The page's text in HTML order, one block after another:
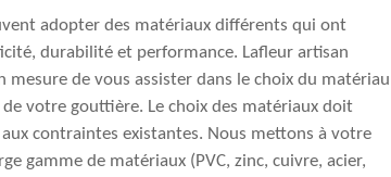
adopter des matériaux différents qui ont
durabilité et performance. Lafleur artisan
mesure de vous assister dans le choix du matériau
votre gouttière. Le choix des matériaux doit
aux contraintes existantes. Nous mettons à votre
gamme de matériaux (PVC, zinc, cuivre, acier,